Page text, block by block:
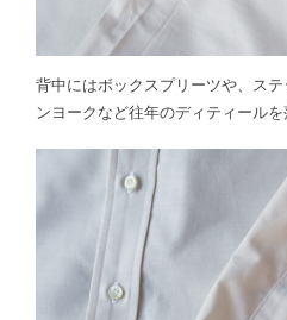
背中にはボックスプリーツや、ス
ンヨークなど往年のディティールを